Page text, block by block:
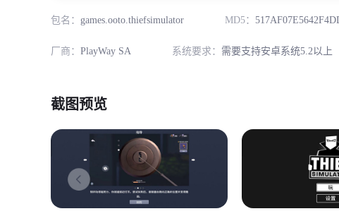
包名： games.ooto.thiefsimulator MD5：
厂商： PlayWay SA 系统要求： 需要支持安卓系统5.2以上
截图预览